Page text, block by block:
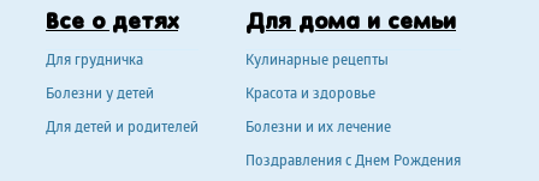
Все о детях
Для грудничка
Болезни у детей
Для детей и родителей
Для дома и семьи
Кулинарные рецепты
Красота и здоровье
Болезни и их лечение
Поздравления с Днем Рождения